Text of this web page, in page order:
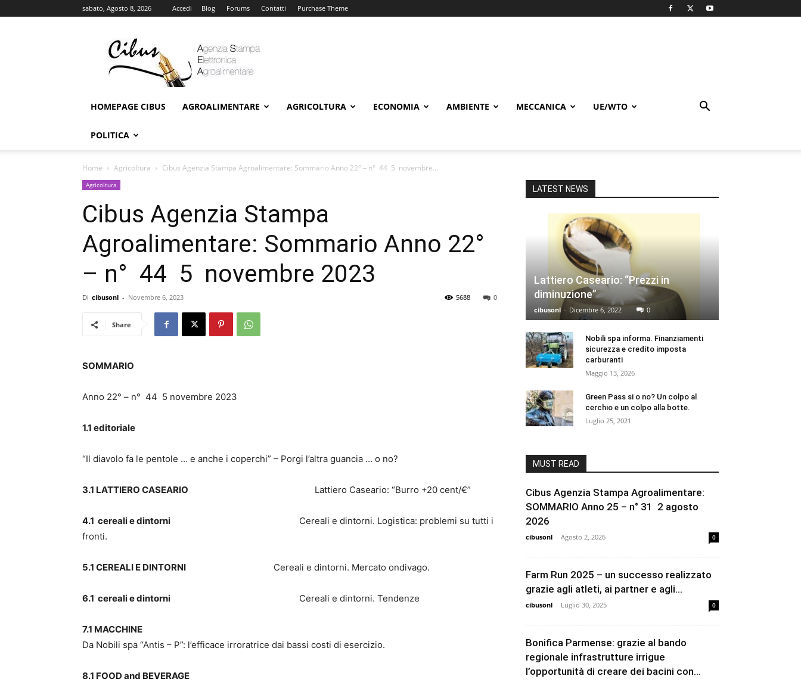
sabato, Agosto 8, 2026 Accedi Blog Forums Contatti Purchase Theme
Online
HOMEPAGE CIBUS AGROALIMENTARE AGRICOLTURA ECONOMIA AMBIENTE MECCANICA UE/WTO
POLITICA
Home Agricoltura Cibus Agenzia Stampa Agroalimentare: Sommario Anno 22° – n° 44 5 novembre...
Agricoltura
Cibus Agenzia Stampa
Agroalimentare: Sommario Anno 22°
– n° 44 5 novembre 2023
Di cibusonl - Novembre 6, 2023 0
5688
Share
SOMMARIO
Anno 22° – n° 44 5 novembre 2023
1.1 editoriale
“Il diavolo fa le pentole … e anche i coperchi” – Porgi l’altra guancia … o no?
3.1 LATTIERO CASEARIO Lattiero Caseario: “Burro +20 cent/€”
4.1 cereali e dintorni
Cereali e dintorni. Logistica: problemi su tutti i
fronti.
5.1 CEREALI E DINTORNI Cereali e dintorni. Mercato ondivago.
6.1 cereali e dintorni Cereali e dintorni. Tendenze
7.1 MACCHINE
Da Nobili spa “Antis – P”: l’efficace irroratrice dai bassi costi di esercizio.
8.1 FOOD and BEVERAGE
LATEST NEWS
Lattiero Caseario: “Prezzi in
diminuzione”
cibusonl - Dicembre 6, 2022 0
Nobili spa informa. Finanziamenti
sicurezza e credito imposta
carburanti
Maggio 13, 2026
Green Pass si o no? Un colpo al
cerchio e un colpo alla botte.
Luglio 25, 2021
MUST READ
Cibus Agenzia Stampa Agroalimentare:
SOMMARIO Anno 25 – n° 31 2 agosto
2026
cibusonl - Agosto 2, 2026 0
Farm Run 2025 – un successo realizzato
grazie agli atleti, ai partner e agli...
cibusonl - Luglio 30, 2025 0
Bonifica Parmense: grazie al bando
regionale infrastrutture irrigue
l’opportunità di creare dei bacini con...